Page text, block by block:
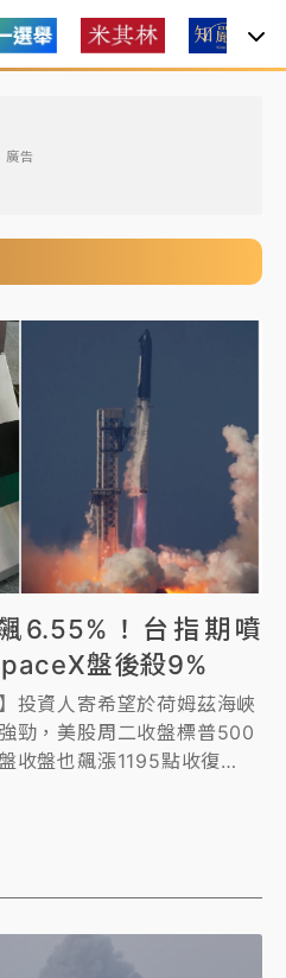
廣告
6.55%！台指期噴
盤後殺9%
投資人寄希望於荷姆茲海峽
勁，美股周二收盤標普500
收盤也飆漲1195點收復